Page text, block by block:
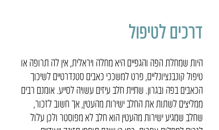
דרכים לטיפול
היות שמחלת הפה והגפיים היא מחלה ויראלית, אין לה תרופה או
טיפול קונבנציונליים, פרט למשככי כאבים סטנדרטיים לשיכוך
הכאבים בפה ובגרון. שתיית חלב עיזים עשויה לסייע. אומנם רבים
ממליצים לשתות את החלב ישירות מהעטין, אך חשוב לזכור,
שחלב שמגיע ישירות מהעטין הוא חלב לא מפוסטר ולכן עלול